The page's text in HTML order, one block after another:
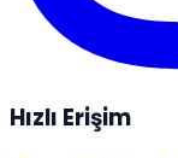
Hızlı Erişim